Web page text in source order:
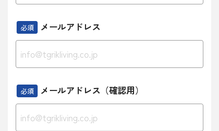
必須 メールアドレス
必須 メールアドレス（確認用）